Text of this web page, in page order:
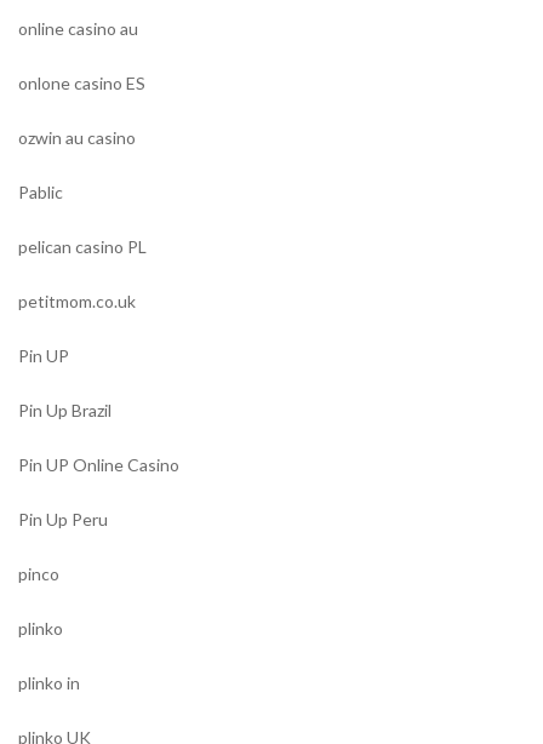
online casino au
onlone casino ES
ozwin au casino
Pablic
pelican casino PL
petitmom.co.uk
Pin UP
Pin Up Brazil
Pin UP Online Casino
Pin Up Peru
pinco
plinko
plinko in
plinko UK